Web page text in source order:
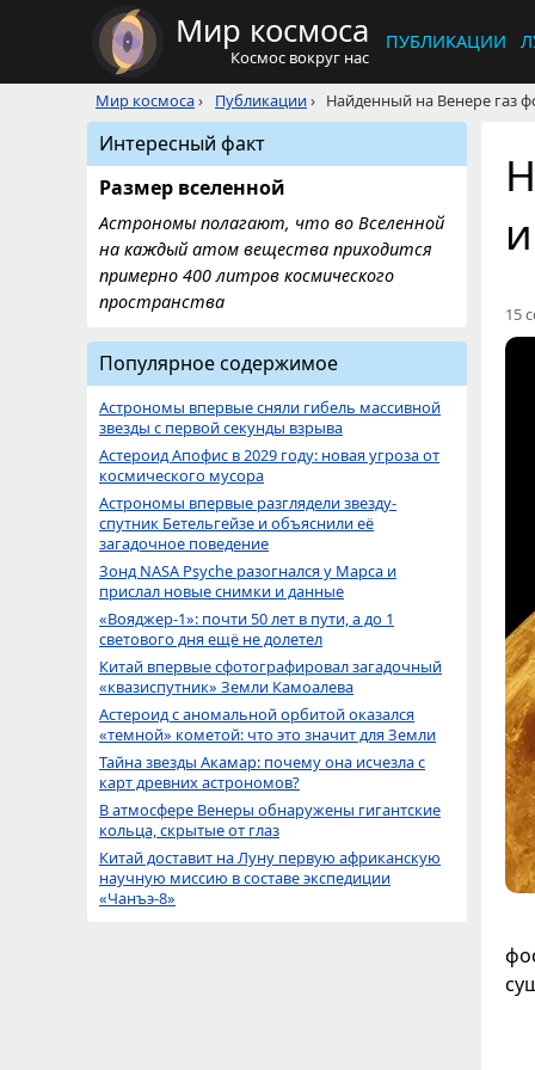
Мир космоса
Космос вокруг нас
ПУБЛИКАЦИИ
Мир космоса› Публикации› Найденный на Венере газ
15
Интересный факт
Размер вселенной
Астрономы полагают, что во Вселенной
на каждый атом вещества приходится
примерно 400 литров космического
пространства
Популярное содержимое
Астрономы впервые сняли гибель массивной
звезды с первой секунды взрыва
Астероид Апофис в 2029 году: новая угроза от
космического мусора
Астрономы впервые разглядели звезду-
спутник Бетельгейзе и объяснили её
загадочное поведение
Зонд NASA Psyche разогнался у Марса и
прислал новые снимки и данные
«Вояджер-1»: почти 50 лет в пути, а до 1
светового дня ещё не долетел
Китай впервые сфотографировал загадочный
«квазиспутник» Земли Камоалева
Астероид с аномальной орбитой оказался
«темной» кометой: что это значит для Земли
Тайна звезды Акамар: почему она исчезла с
карт древних астрономов?
В атмосфере Венеры обнаружены гигантские
кольца, скрытые от глаз
Китай доставит на Луну первую африканскую
научную миссию в составе экспедиции
«Чанъэ-8»